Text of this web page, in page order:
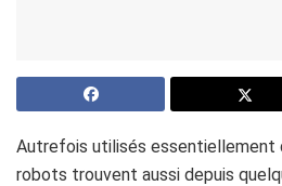
Autrefois utilisés essentiellement
robots trouvent aussi depuis